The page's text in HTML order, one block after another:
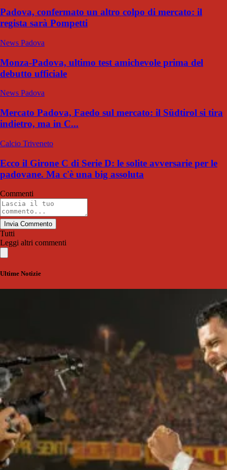
Padova, confermato un altro colpo di mercato: il
regista sarà Pompetti
News Padova
Monza-Padova, ultimo test amichevole prima del
debutto ufficiale
News Padova
Mercato Padova, Faedo sul mercato: il Südtirol si tira
indietro, ma in C...
Calcio Triveneto
Ecco il Girone C di Serie D: le solite avversarie per le
padovane. Ma c'è una big assoluta
Commenti
Invia Commento
Tutti
Leggi altri commenti
Ultime Notizie